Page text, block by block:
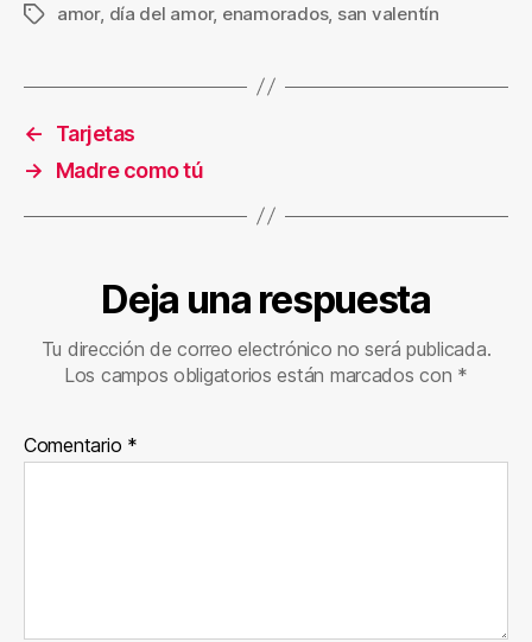
Etiquetas
amor, día del amor, enamorados, san valentín
←
Tarjetas
→
Madre como tú
Deja una respuesta
Tu dirección de correo electrónico no será publicada.
Los campos obligatorios están marcados con *
Comentario *